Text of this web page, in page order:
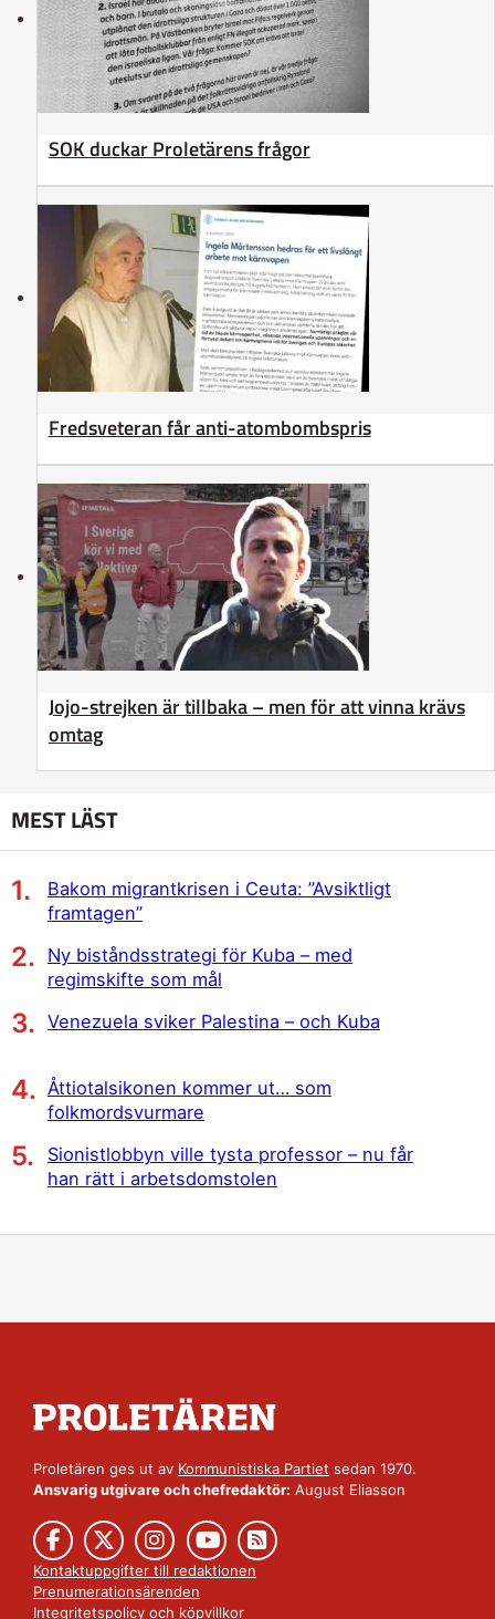
SOK duckar Proletärens frågor
Fredsveteran får anti-atombombspris
Jojo-strejken är tillbaka – men för att vinna krävs
omtag
MEST LÄST
Bakom migrantkrisen i Ceuta: ”Avsiktligt
framtagen”
Ny biståndsstrategi för Kuba – med
regimskifte som mål
Venezuela sviker Palestina – och Kuba
Åttiotalsikonen kommer ut… som
folkmordsvurmare
Sionistlobbyn ville tysta professor – nu får
han rätt i arbetsdomstolen
Proletären ges ut av Kommunistiska Partiet sedan 1970.
Ansvarig utgivare och chefredaktör: August Eliasson
Kontaktuppgifter till redaktionen
Prenumerationsärenden
Integritetspolicy och köpvillkor